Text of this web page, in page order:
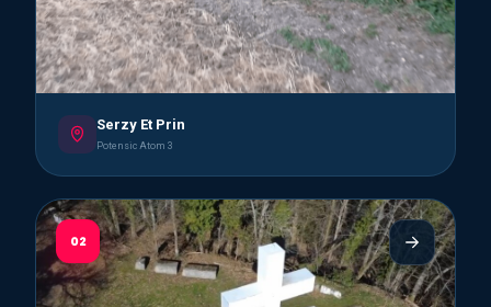
Serzy Et Prin
Potensic Atom 3
02